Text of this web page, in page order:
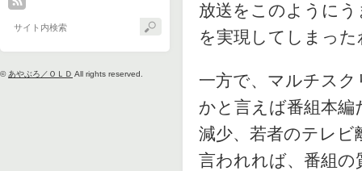
© あやぶろ／ＯＬＤ All rights reserved.
放送をこのように
を実現してしまっ
一方で、マルチス
かと言えば番組本
減少、若者のテレ
言われれば、番組